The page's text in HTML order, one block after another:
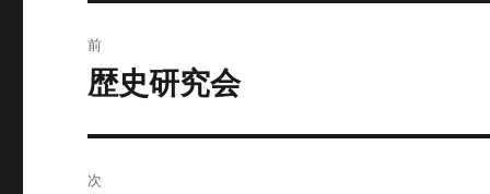
稿
前
前
投
稿:
歴史研究会
次